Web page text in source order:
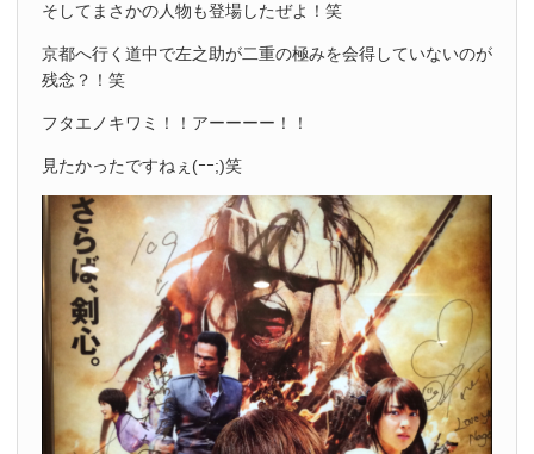
そしてまさかの人物も登場したぜよ！笑
京都へ行く道中で左之助が二重の極みを会得していないのが
残念？！笑
フタエノキワミ！！アーーーー！！
見たかったですねぇ(ｰｰ;)笑